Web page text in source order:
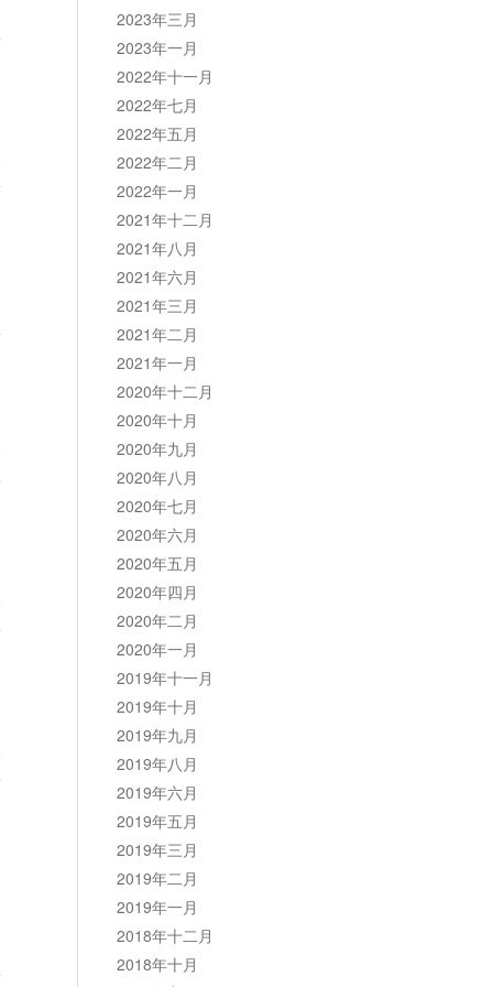
2023年三月
2023年一月
2022年十一月
2022年七月
2022年五月
2022年二月
2022年一月
2021年十二月
2021年八月
2021年六月
2021年三月
2021年二月
2021年一月
2020年十二月
2020年十月
2020年九月
2020年八月
2020年七月
2020年六月
2020年五月
2020年四月
2020年二月
2020年一月
2019年十一月
2019年十月
2019年九月
2019年八月
2019年六月
2019年五月
2019年三月
2019年二月
2019年一月
2018年十二月
2018年十月